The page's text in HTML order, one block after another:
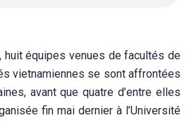
huit équipes venues de facultés de
vietnamiennes se sont affrontées
avant que quatre d’entre elles
fin mai dernier à l’Université